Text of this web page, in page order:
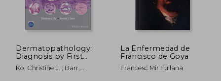
Dermatopathology:
Diagnosis by First
Impression (en
Inglés)
Ko, Christine J. ; Barr,
La Enfermedad de
Francisco de Goya
Francesc Mir Fullana